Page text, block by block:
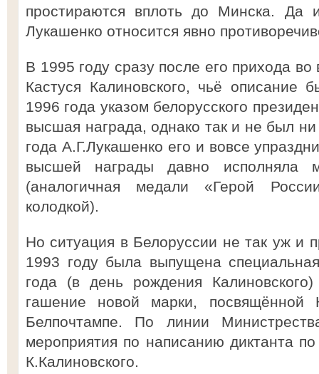
простираются вплоть до Минска. Да
Лукашенко относится явно
В 1995 году сразу после его прихода
Кастуся Калиновского, чьё описание
1996 года указом белорусского
высшая награда, однако так и не был
года А.Г.Лукашенко его и вовсе
высшей награды давно исполняла
(аналогичная медали «Герой
колодкой).
Но ситуация в Белоруссии не так уж и
1993 году была выпущена
года (в день рождения
гашение новой марки, посвящённой
Белпочтампе. По линии
мероприятия по написанию диктанта
К.Калиновского.